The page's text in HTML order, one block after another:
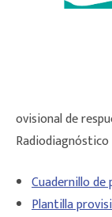
ovisional de
Radiodiagnóstico
Cuadernillo de
Plantilla